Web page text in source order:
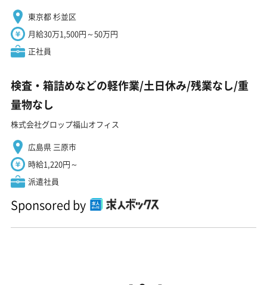
東京都 杉並区
月給30万1,500円～50万円
正社員
検査・箱詰めなどの軽作業/土日休み/残業なし/重
量物なし
株式会社グロップ福山オフィス
広島県 三原市
時給1,220円～
派遣社員
Sponsored by